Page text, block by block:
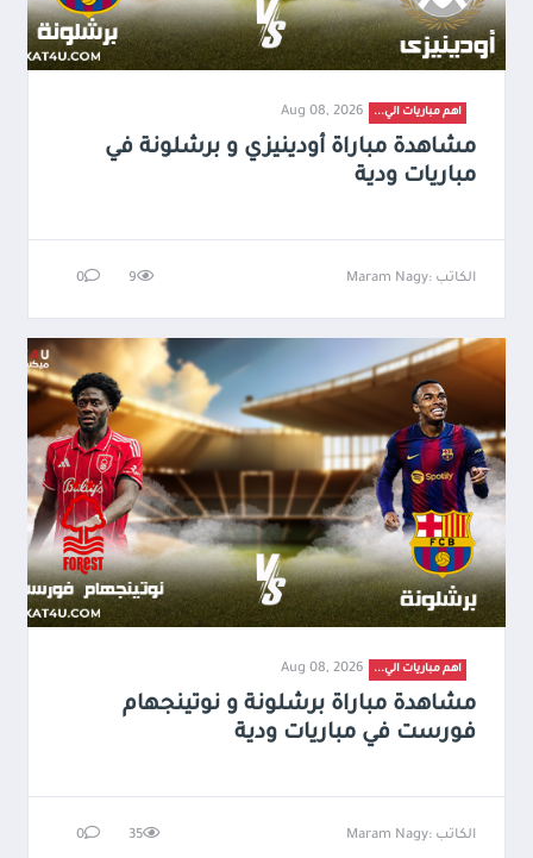
اهم مباريات الي... Aug 08, 2026
مشاهدة مباراة أودينيزي و برشلونة في
مباريات ودية
الكاتب :Maram Nagy 9
0
اهم مباريات الي... Aug 08, 2026
مشاهدة مباراة برشلونة و نوتينجهام
فورست في مباريات ودية
الكاتب :Maram Nagy 35
0